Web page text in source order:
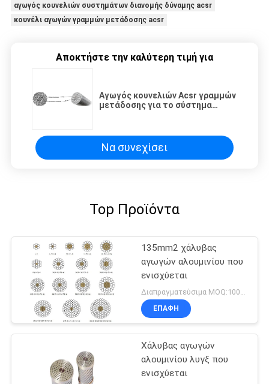
αγωγός κουνελιών συστημάτων διανομής δύναμης acsr
κουνέλι αγωγών γραμμών μετάδοσης acsr
Αποκτήστε την καλύτερη τιμή για
Αγωγός κουνελιών Acsr γραμμών
μετάδοσης για το σύστημα
Να συνεχίσει
Top Προϊόντα
135mm2 χάλυβας
αγωγών αλουμινίου που
ενισχύεται
ΕΠΑΦΉ
Χάλυβας αγωγών
αλουμινίου λυγξ που
ενισχύεται